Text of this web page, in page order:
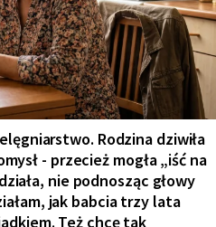
Rodzina dziwiła
- przecież mogła „iść na
nie podnosząc głowy
jak babcia trzy lata
Też chcę tak